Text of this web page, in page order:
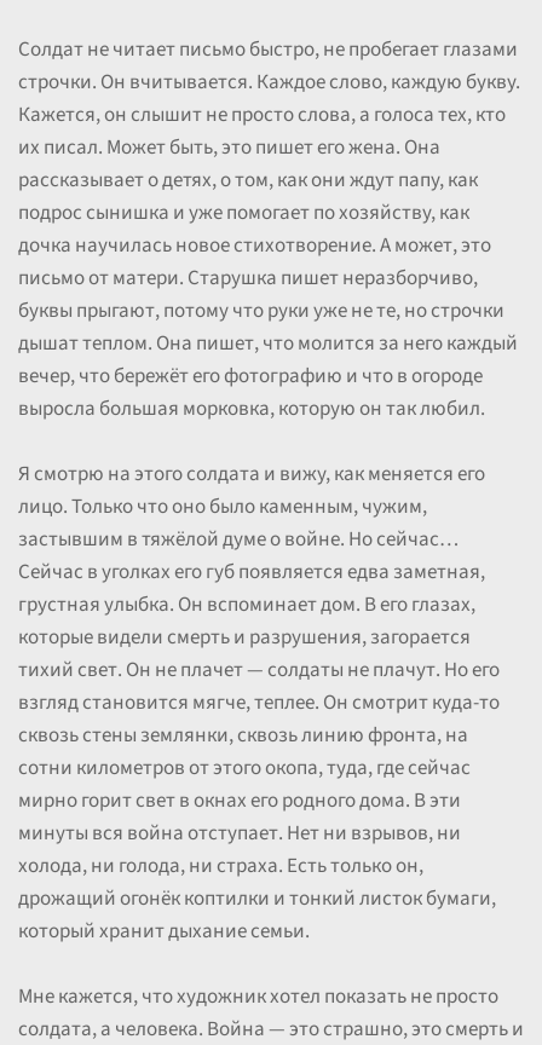
Солдат не читает письмо быстро, не пробегает глазами
строчки. Он вчитывается. Каждое слово, каждую букву.
Кажется, он слышит не просто слова, а голоса тех, кто
их писал. Может быть, это пишет его жена. Она
рассказывает о детях, о том, как они ждут папу, как
подрос сынишка и уже помогает по хозяйству, как
дочка научилась новое стихотворение. А может, это
письмо от матери. Старушка пишет неразборчиво,
буквы прыгают, потому что руки уже не те, но строчки
дышат теплом. Она пишет, что молится за него каждый
вечер, что бережёт его фотографию и что в огороде
выросла большая морковка, которую он так любил.
Я смотрю на этого солдата и вижу, как меняется его
лицо. Только что оно было каменным, чужим,
застывшим в тяжёлой думе о войне. Но сейчас…
Сейчас в уголках его губ появляется едва заметная,
грустная улыбка. Он вспоминает дом. В его глазах,
которые видели смерть и разрушения, загорается
тихий свет. Он не плачет — солдаты не плачут. Но его
взгляд становится мягче, теплее. Он смотрит куда-то
сквозь стены землянки, сквозь линию фронта, на
сотни километров от этого окопа, туда, где сейчас
мирно горит свет в окнах его родного дома. В эти
минуты вся война отступает. Нет ни взрывов, ни
холода, ни голода, ни страха. Есть только он,
дрожащий огонёк коптилки и тонкий листок бумаги,
который хранит дыхание семьи.
Мне кажется, что художник хотел показать не просто
солдата, а человека. Война — это страшно, это смерть и